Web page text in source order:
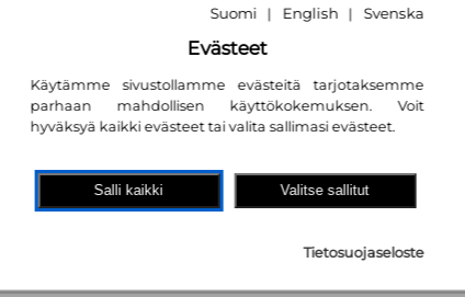
(kts. alla): 629 kpl
Suomi | English | Svenska
Evästeet
Käytämme sivustollamme evästeitä tarjotaksemme
parhaan mahdollisen käyttökokemuksen. Voit
hyväksyä kaikki evästeet tai valita sallimasi evästeet.
Salli kaikki Valitse sallitut
Tietosuojaseloste